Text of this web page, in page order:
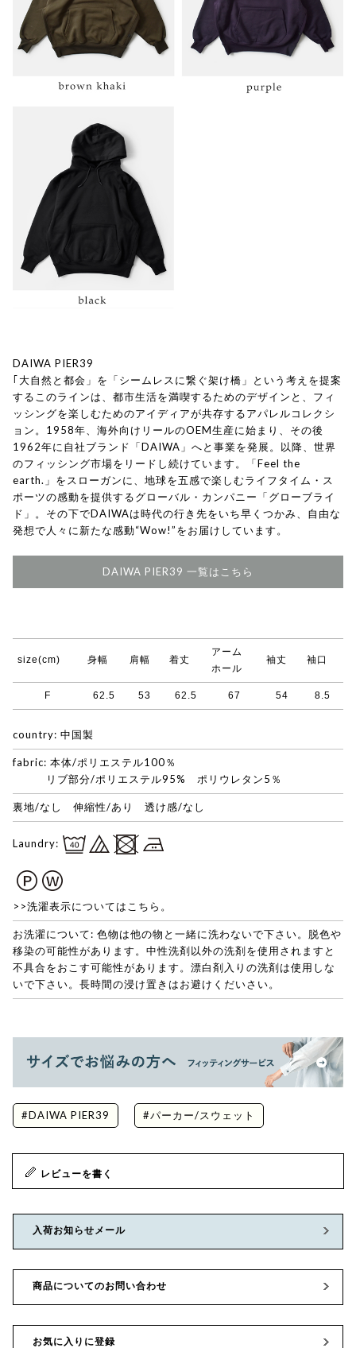
DAIWA PIER39
｢大自然と都会」を「シームレスに繋ぐ架け橋」という考えを提案
するこのラインは、都市生活を満喫するためのデザインと、フィ
ッシングを楽しむためのアイディアが共存するアパレルコレクシ
ョン。1958年、海外向けリールのOEM生産に始まり、その後
1962年に自社ブランド「DAIWA」へと事業を発展。以降、世界
のフィッシング市場をリードし続けています。「Feel the
earth.」をスローガンに、地球を五感で楽しむライフタイム・ス
ポーツの感動を提供するグローバル・カンパニー「グローブライ
ド」。その下でDAIWAは時代の行き先をいち早くつかみ、自由な
発想で人々に新たな感動“Wow!”をお届けしています。
DAIWA PIER39 一覧はこちら
size(cm) 身幅 肩幅 着丈
アーム
ホール
袖丈 袖口
F 62.5 53 62.5 67 54 8.5
country: 中国製
fabric: 本体/ポリエステル100％
リブ部分/ポリエステル95% ポリウレタン5％
裏地/なし 伸縮性/あり 透け感/なし
Laundry:
>>洗濯表示についてはこちら。
お洗濯について: 色物は他の物と一緒に洗わないで下さい。脱色や
移染の可能性があります。中性洗剤以外の洗剤を使用されますと
不具合をおこす可能性があります。漂白剤入りの洗剤は使用しな
いで下さい。長時間の浸け置きはお避けくだいさい。
#DAIWA PIER39 #パーカー/スウェット
レビューを書く
入荷お知らせメール
商品についてのお問い合わせ
お気に入りに登録